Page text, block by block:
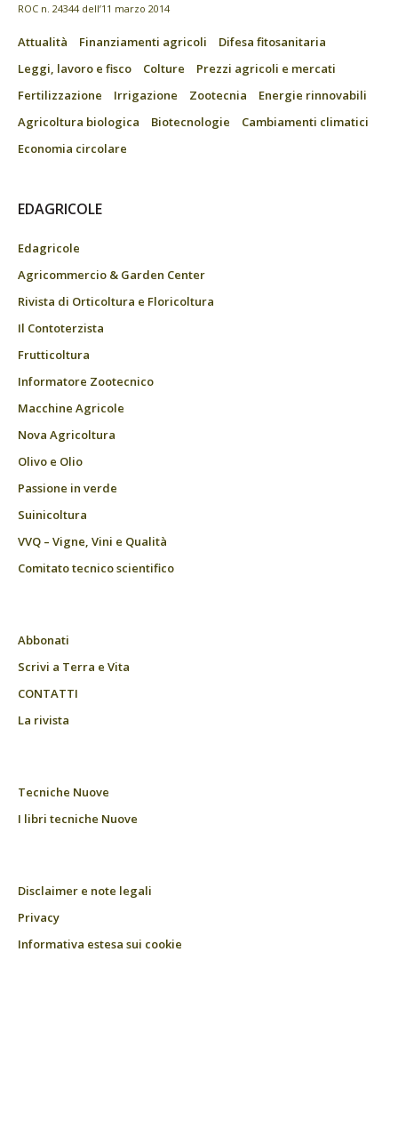
ROC n. 24344 dell’11 marzo 2014
Attualità Finanziamenti agricoli
Difesa fitosanitaria
Leggi, lavoro e fisco
Colture
Prezzi agricoli e mercati
Fertilizzazione
Irrigazione Zootecnia
Energie rinnovabili
Agricoltura biologica
Biotecnologie
Cambiamenti climatici
Economia circolare
EDAGRICOLE
Edagricole
Agricommercio & Garden Center
Rivista di Orticoltura e Floricoltura
Il Contoterzista
Frutticoltura
Informatore Zootecnico
Macchine Agricole
Nova Agricoltura
Olivo e Olio
Passione in verde
Suinicoltura
VVQ – Vigne, Vini e Qualità
Comitato tecnico scientifico
Abbonati
Scrivi a Terra e Vita
CONTATTI
La rivista
Tecniche Nuove
I libri tecniche Nuove
Disclaimer e note legali
Privacy
Informativa estesa sui cookie